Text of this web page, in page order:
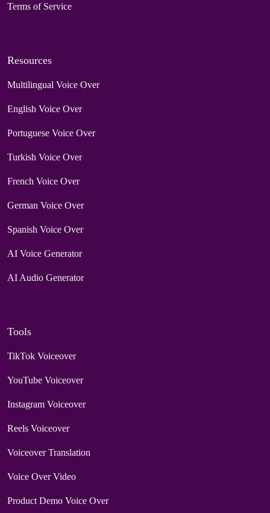
Terms of Service
Resources
Multilingual Voice Over
English Voice Over
Portuguese Voice Over
Turkish Voice Over
French Voice Over
German Voice Over
Spanish Voice Over
AI Voice Generator
AI Audio Generator
Tools
TikTok Voiceover
YouTube Voiceover
Instagram Voiceover
Reels Voiceover
Voiceover Translation
Voice Over Video
Product Demo Voice Over